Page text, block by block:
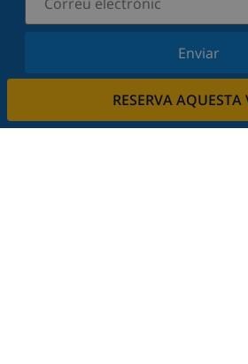
RESERVA
Enviar
Subscriu-vos al nostre butlletí i
de les últimes novetats i ofertes.
vostra privadesa.